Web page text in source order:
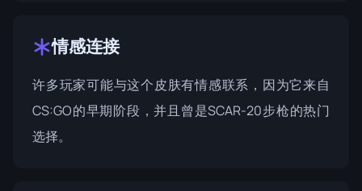
情感连接
许多玩家可能与这个皮肤有情感联系，因为它来自
CS:GO的早期阶段，并且曾是SCAR-20步枪的热门
选择。